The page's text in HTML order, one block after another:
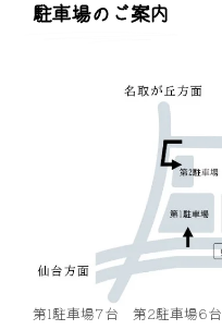
駐車場のご案内
第1駐車場7台 第2駐車場6台